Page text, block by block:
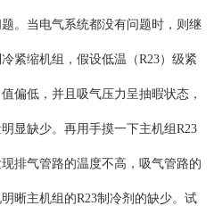
。当电气系统都没有问题时，则继
紧缩机组，假设低温（R23）级紧
偏低，并且吸气压力呈抽暇状态，
显缺少。再用手摸一下主机组R23
排气管路的温度不高，吸气管路的
晰主机组的R23制冷剂的缺少。试